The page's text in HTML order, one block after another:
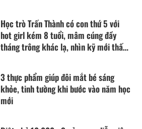
Học trò Trấn Thành có con thứ 5 với
hot girl kém 8 tuổi, mâm cúng đầy
tháng trông khác lạ, nhìn kỹ mới thấy
3 thực phẩm giúp đôi mắt bé sáng
khỏe, tinh tường khi bước vào năm học
mới